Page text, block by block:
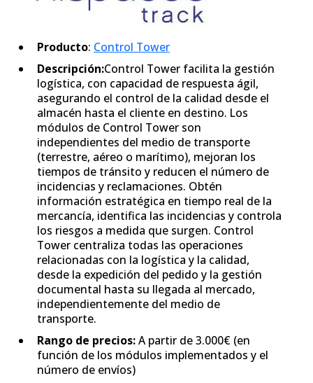
Producto: Control Tower
Descripción:Control Tower facilita la gestión
logística, con capacidad de respuesta ágil,
asegurando el control de la calidad desde el
almacén hasta el cliente en destino. Los
módulos de Control Tower son
independientes del medio de transporte
(terrestre, aéreo o marítimo), mejoran los
tiempos de tránsito y reducen el número de
incidencias y reclamaciones. Obtén
información estratégica en tiempo real de la
mercancía, identifica las incidencias y controla
los riesgos a medida que surgen. Control
Tower centraliza todas las operaciones
relacionadas con la logística y la calidad,
desde la expedición del pedido y la gestión
documental hasta su llegada al mercado,
independientemente del medio de
transporte.
Rango de precios:A partir de 3.000€ (en
función de los módulos implementados y el
número de envíos)